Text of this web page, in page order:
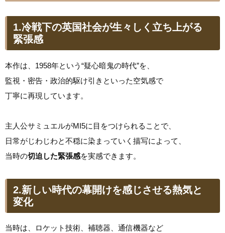
1.冷戦下の英国社会が生々しく立ち上がる
緊張感
本作は、1958年という“疑心暗鬼の時代”を、
監視・密告・政治的駆け引きといった空気感で
丁寧に再現しています。
主人公サミュエルがMI5に目をつけられることで、
日常がじわじわと不穏に染まっていく描写によって、
当時の切迫した緊張感を実感できます。
2.新しい時代の幕開けを感じさせる熱気と
変化
当時は、ロケット技術、補聴器、通信機器など